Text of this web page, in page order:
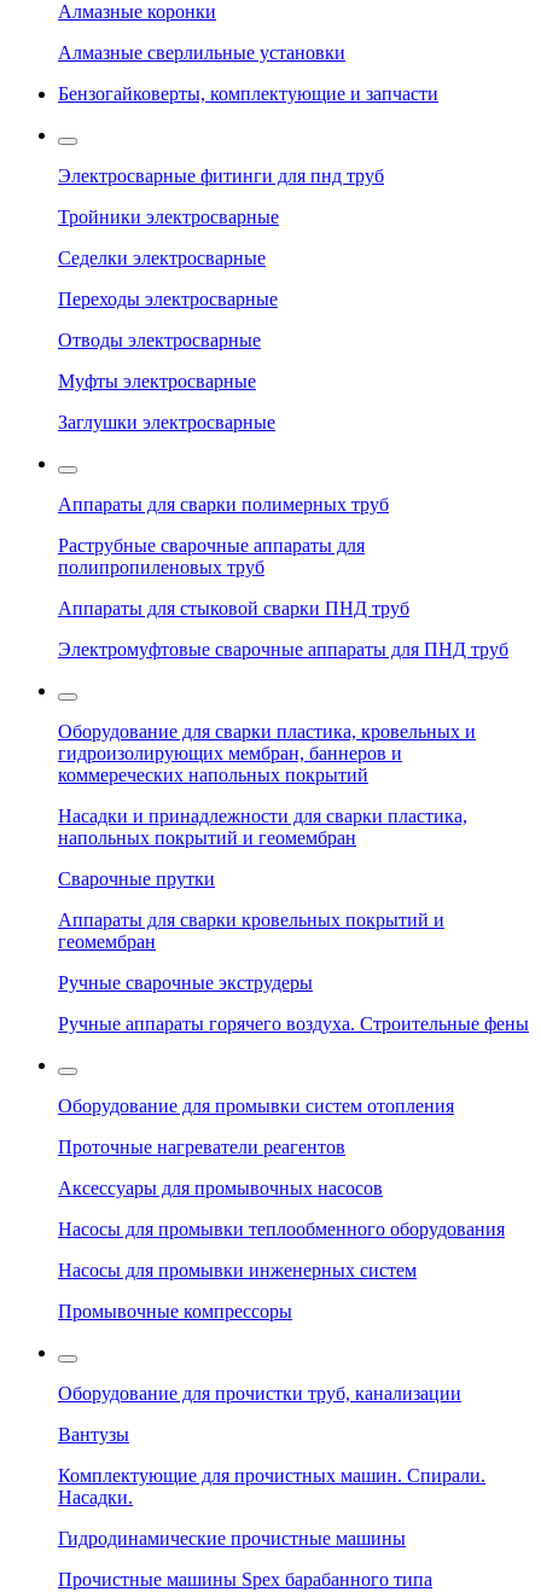
Алмазные коронки
Алмазные сверлильные установки
Бензогайковерты, комплектующие и запчасти
Электросварные фитинги для пнд труб
Тройники электросварные
Седелки электросварные
Переходы электросварные
Отводы электросварные
Муфты электросварные
Заглушки электросварные
Аппараты для сварки полимерных труб
Раструбные сварочные аппараты для
полипропиленовых труб
Аппараты для стыковой сварки ПНД труб
Электромуфтовые сварочные аппараты для ПНД труб
Оборудование для сварки пластика, кровельных и
гидроизолирующих мембран, баннеров и
коммереческих напольных покрытий
Насадки и принадлежности для сварки пластика,
напольных покрытий и геомембран
Сварочные прутки
Аппараты для сварки кровельных покрытий и
геомембран
Ручные сварочные экструдеры
Ручные аппараты горячего воздуха. Строительные фены
Оборудование для промывки систем отопления
Проточные нагреватели реагентов
Аксессуары для промывочных насосов
Насосы для промывки теплообменного оборудования
Насосы для промывки инженерных систем
Промывочные компрессоры
Оборудование для прочистки труб, канализации
Вантузы
Комплектующие для прочистных машин. Спирали.
Насадки.
Гидродинамические прочистные машины
Прочистные машины Spex барабанного типа